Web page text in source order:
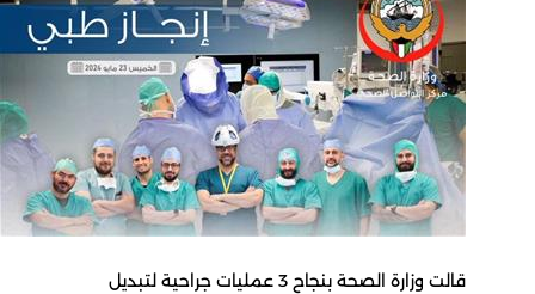
قالت وزارة الصحة بنجاح 3 عمليات جراحية لتبديل